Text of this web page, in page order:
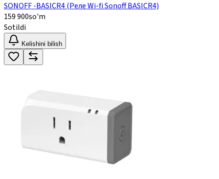
SONOFF -BASICR4 (Реле Wi-fi Sonoff BASICR4)
159 900so'm
Sotildi
Kelishini bilish